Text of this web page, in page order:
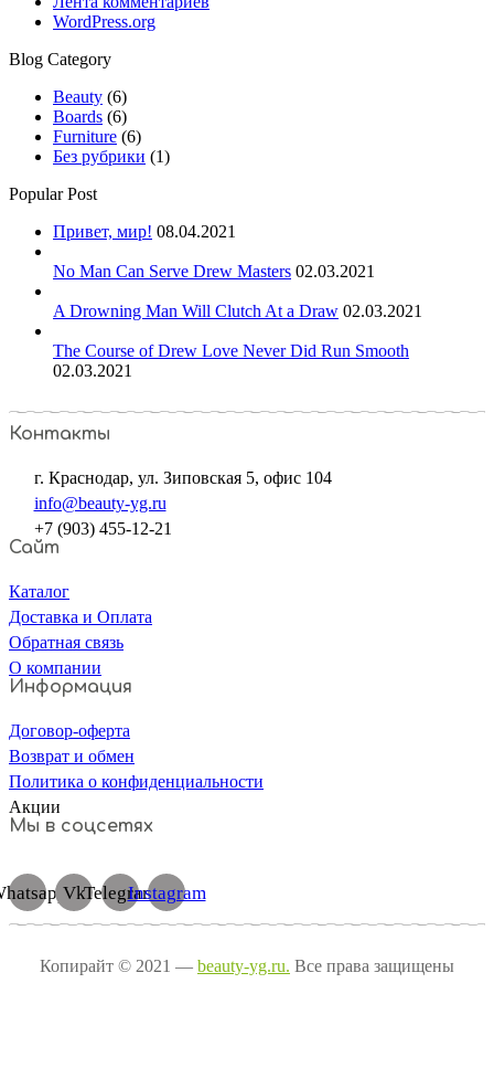
WordPress.org
Blog Category
Beauty (6)
Boards (6)
Furniture (6)
Без рубрики (1)
Popular Post
Привет, мир! 08.04.2021
No Man Can Serve Drew Masters 02.03.2021
A Drowning Man Will Clutch At a Draw 02.03.2021
The Course of Drew Love Never Did Run Smooth
02.03.2021
Контакты
г. Краснодар, ул. Зиповская 5, офис 104
info@beauty-yg.ru
+7 (903) 455-12-21
Сайт
Каталог
Доставка и Оплата
Обратная связь
О компании
Информация
Договор-оферта
Возврат и обмен
Политика о конфиденциальности
Акции
Мы в соцсетях
VkTelegramInstagram
Копирайт © 2021 — beauty-yg.ru. Все права защищены